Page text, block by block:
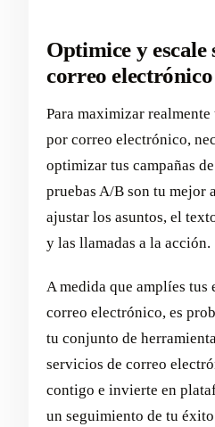
Optimice y
correo electrónico
Para maximizar
por correo electrónico,
optimizar tus campañas
pruebas A/B son tu mejor
ajustar los asuntos, el
y las llamadas a la acción.
A medida que amplíes
correo electrónico, es
tu conjunto de
servicios de correo
contigo e invierte en
un seguimiento de tu